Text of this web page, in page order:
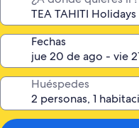
Fechas
Huéspedes